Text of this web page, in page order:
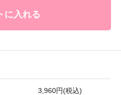
に入れる
3,960円(税込)